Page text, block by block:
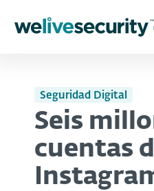
Seguridad Digital
Seis
cuentas